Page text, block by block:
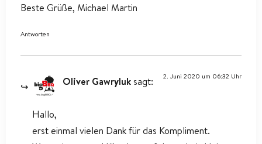
Beste Grüße, Michael Martin
Antworten
Oliver Gawryluk sagt: 2. Juni 2020 um 06:32 Uhr
Hallo,
erst einmal vielen Dank für das Kompliment.